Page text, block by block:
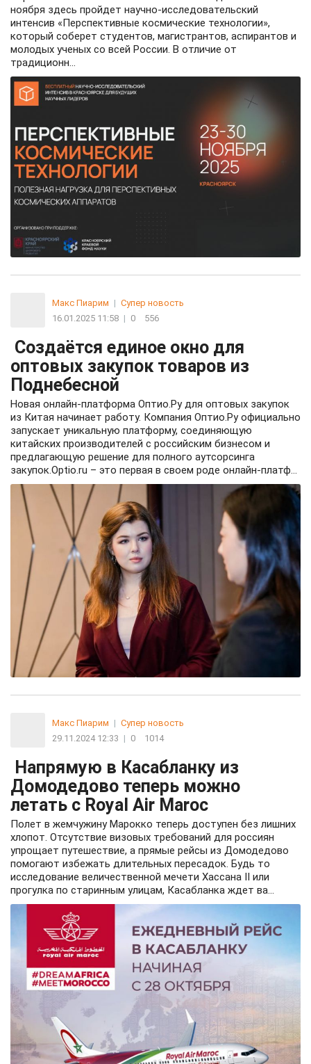
ноября здесь пройдет научно-исследовательский
интенсив «Перспективные космические технологии»,
который соберет студентов, магистрантов, аспирантов и
молодых ученых со всей России. В отличие от
традиционн...
Макс Пиарим | Супер новость
16.01.2025 11:58 | 0 556
Создаётся единое окно для
оптовых закупок товаров из
Поднебесной
Новая онлайн-платформа Оптио.Ру для оптовых закупок
из Китая начинает работу. Компания Оптио.Ру официально
запускает уникальную платформу, соединяющую
китайских производителей с российским бизнесом и
предлагающую решение для полного аутсорсинга
закупок.Optio.ru – это первая в своем роде онлайн-платф...
Макс Пиарим | Супер новость
29.11.2024 12:33 | 0 1014
Напрямую в Касабланку из
Домодедово теперь можно
летать с Royal Air Maroc
Полет в жемчужину Марокко теперь доступен без лишних
хлопот. Отсутствие визовых требований для россиян
упрощает путешествие, а прямые рейсы из Домодедово
помогают избежать длительных пересадок. Будь то
исследование величественной мечети Хассана II или
прогулка по старинным улицам, Касабланка ждет ва...